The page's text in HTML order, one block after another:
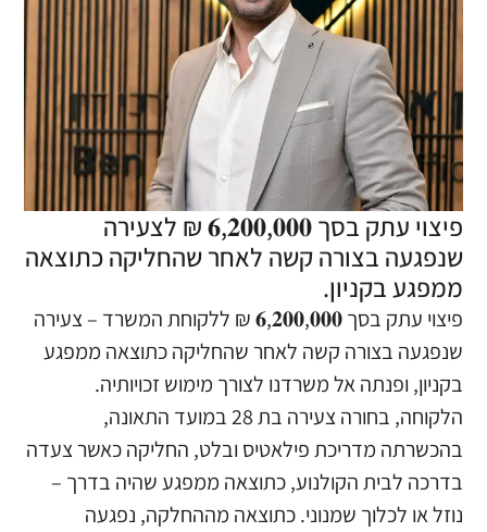
פיצוי עתק בסך 𝟔,𝟐𝟎𝟎,𝟎𝟎𝟎 ₪ לצעירה
שנפגעה בצורה קשה לאחר שהחליקה כתוצאה
ממפגע בקניון.
פיצוי עתק בסך 𝟔,𝟐𝟎𝟎,𝟎𝟎𝟎 ₪ ללקוחת המשרד – צעירה
שנפגעה בצורה קשה לאחר שהחליקה כתוצאה ממפגע
בקניון, ופנתה אל משרדנו לצורך מימוש זכויותיה.
הלקוחה, בחורה צעירה בת 28 במועד התאונה,
בהכשרתה מדריכת פילאטיס ובלט, החליקה כאשר צעדה
בדרכה לבית הקולנוע, כתוצאה ממפגע שהיה בדרך –
נוזל או לכלוך שמנוני. כתוצאה מההחלקה, נפגעה